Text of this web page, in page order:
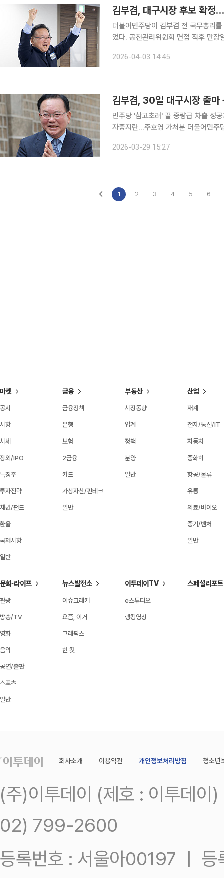
김부겸, 대구시장 후보 확정
더불어민주당이 김부겸 전 국무총리
었다. 공천관리위원회 면접 직후 만
사를 진행한 뒤 김 전 총리를 후보로
2026-04-03 14:45
김부겸, 30일 대구시장 출
민주당 '삼고초려' 끝 중량급 차출 성
자중지란…주호영 가처분 더불어민주당이 '보수의 심장' 대구에 총리 출신 카드를 꺼내들었다. 김부
뤄진 중량급 등판으로, 대구의 선거
2026-03-29 15:27
1 2 3 4 5 6
마켓
공시
시황
시세
장외/IPO
특징주
투자전략
채권/펀드
환율
국제시황
일반
금융
금융정책
은행
보험
2금융
카드
가상자산/핀테크
일반
부동산
시장동향
업계
정책
분양
일반
산업
재계
전자/통신/IT
자동차
중화학
항공/물류
유통
의료/바이오
중기/벤처
일반
문화·라이프
관광
방송/TV
영화
음악
공연/출판
스포츠
일반
뉴스발전소
이슈크래커
요즘, 이거
그래픽스
한 컷
이투데이TV
e스튜디오
랭킹영상
스페셜리포트
회사소개 이용약관 개인정보처리방침 청소년
(주)이투데이 (제호 : 이투데
02) 799-2600
등록번호 : 서울아00197 ㅣ